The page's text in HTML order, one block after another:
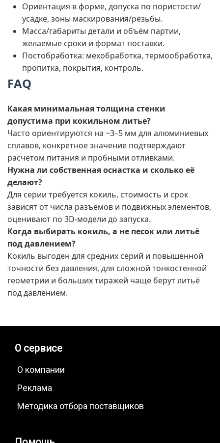
Ориентация в форме, допуска по пористости/
усадке, зоны маскирования/резьбы.
Масса/габариты детали и объём партии,
желаемые сроки и формат поставки.
Постобработка: мехобработка, термообработка,
пропитка, покрытия, контроль.
FAQ
Какая минимальная толщина стенки
допустима при кокильном литье?
Часто ориентируются на ~3–5 мм для алюминиевых
сплавов, конкретное значение подтверждают
расчётом питания и пробными отливками.
Нужна ли собственная оснастка и сколько её
делают?
Для серии требуется кокиль, стоимость и срок
зависят от числа разъёмов и подвижных элементов,
оценивают по 3D-модели до запуска.
Когда выбирать кокиль, а не песок или литьё
под давлением?
Кокиль выгоден для средних серий и повышенной
точности без давления, для сложной тонкостенной
геометрии и больших тиражей чаще берут литьё
под давлением.
О сервисе
О компании
Реклама
Методика отбора поставщиков